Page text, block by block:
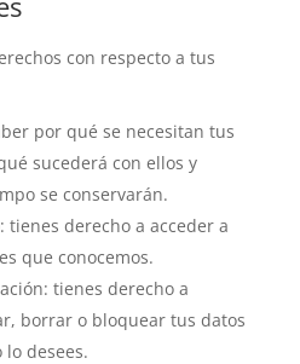
con respecto a tus
por qué se necesitan tus
sucederá con ellos y
se conservarán.
tienes derecho a acceder a
que conocemos.
tienes derecho a
borrar o bloquear tus datos
desees.